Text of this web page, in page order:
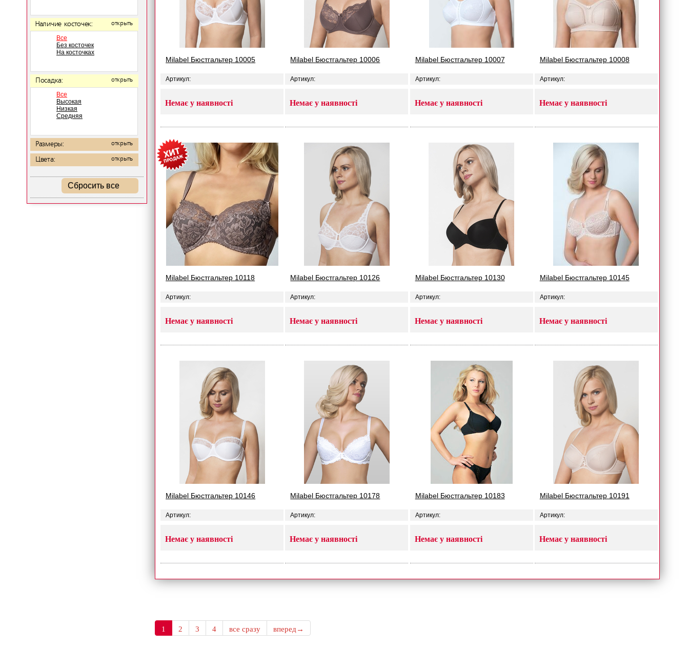
Наличие косточек: открыть
Все
Без косточек
На косточках
Посадка: открыть
Все
Высокая
Низкая
Средняя
Размеры: открыть
Цвета: открыть
Сбросить все
Milabel Бюстгальтер 10005
Артикул:
Немає у наявності
Milabel Бюстгальтер 10006
Артикул:
Немає у наявності
Milabel Бюстгальтер 10007
Артикул:
Немає у наявності
Milabel Бюстгальтер 10008
Артикул:
Немає у наявності
Milabel Бюстгальтер 10118
Артикул:
Немає у наявності
Milabel Бюстгальтер 10126
Артикул:
Немає у наявності
Milabel Бюстгальтер 10130
Артикул:
Немає у наявності
Milabel Бюстгальтер 10145
Артикул:
Немає у наявності
Milabel Бюстгальтер 10146
Артикул:
Немає у наявності
Milabel Бюстгальтер 10178
Артикул:
Немає у наявності
Milabel Бюстгальтер 10183
Артикул:
Немає у наявності
Milabel Бюстгальтер 10191
Артикул:
Немає у наявності
1 2 3 4 все сразу вперед→